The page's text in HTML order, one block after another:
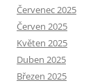
Červenec 2025
Červen 2025
Květen 2025
Duben 2025
Březen 2025